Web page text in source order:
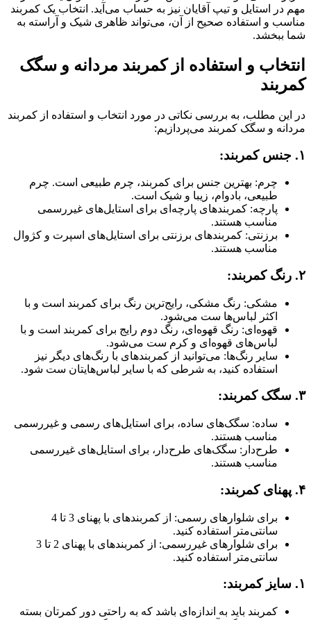
مهم در استایل و تیپ آقایان نیز به حساب می‌آید. انتخاب یک کمربند
مناسب و استفاده صحیح از آن، می‌تواند ظاهری شیک و آراسته به
شما ببخشد.
انتخاب و استفاده از کمربند مردانه و سگک
کمربند
در این مطلب، به بررسی نکاتی در مورد انتخاب و استفاده از کمربند
مردانه و سگک کمربند می‌پردازیم:
۱. جنس کمربند:
چرم: بهترین جنس برای کمربند، چرم طبیعی است. چرم
طبیعی، بادوام، زیبا و شیک است.
پارچه: کمربندهای پارچه‌ای برای استایل‌های غیررسمی
مناسب هستند.
برزنتی: کمربندهای برزنتی برای استایل‌های اسپرت و کژوال
مناسب هستند.
۲. رنگ کمربند:
مشکی: رنگ مشکی، رایج‌ترین رنگ برای کمربند است و با
اکثر لباس‌ها ست می‌شود.
قهوه‌ای: رنگ قهوه‌ای، رنگ دوم رایج برای کمربند است و با
لباس‌های قهوه‌ای و کرم ست می‌شود.
سایر رنگ‌ها: می‌توانید از کمربندهای با رنگ‌های دیگر نیز
استفاده کنید، به شرطی که با سایر لباس‌هایتان ست شود.
۳. سگک کمربند:
ساده: سگک‌های ساده، برای استایل‌های رسمی و غیررسمی
مناسب هستند.
طرح‌دار: سگک‌های طرح‌دار، برای استایل‌های غیررسمی
مناسب هستند.
۴. پهنای کمربند:
برای شلوارهای رسمی: از کمربندهای با پهنای 3 تا 4
سانتی‌متر استفاده کنید.
برای شلوارهای غیررسمی: از کمربندهای با پهنای 2 تا 3
سانتی‌متر استفاده کنید.
۱. سایز کمربند:
کمربند باید به اندازه‌ای باشد که به راحتی دور کمرتان بسته